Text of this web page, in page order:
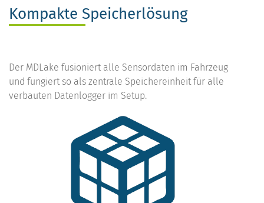
Kompakte Speicherlösung
Der MDLake fusioniert alle Sensordaten im Fahrzeug
und fungiert so als zentrale Speichereinheit für alle
verbauten Datenlogger im Setup.